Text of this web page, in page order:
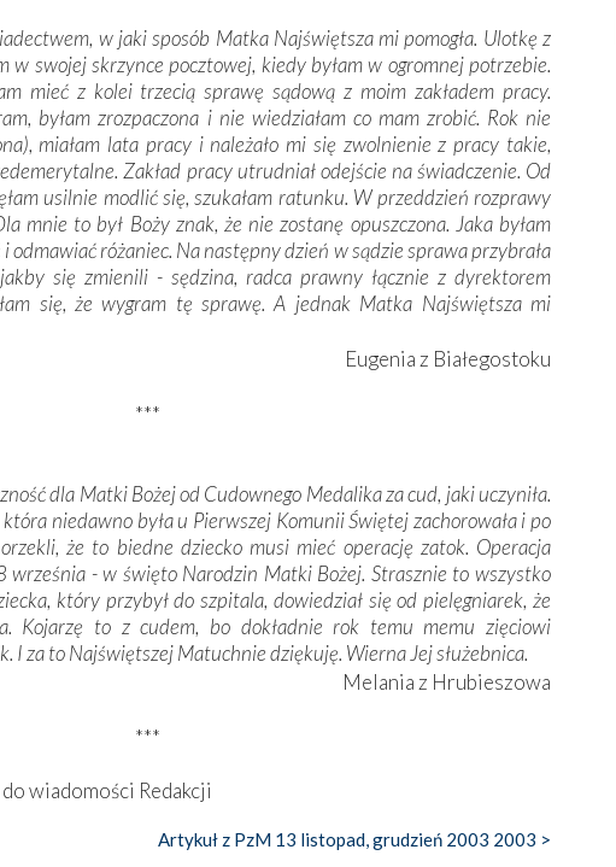
w jaki sposób Matka Najświętsza mi pomogła. Ulotkę z
w swojej skrzynce pocztowej, kiedy byłam w ogromnej potrzebie.
mieć z kolei trzecią sprawę sądową z moim zakładem pracy.
byłam zrozpaczona i nie wiedziałam co mam zrobić. Rok nie
miałam lata pracy i należało mi się zwolnienie z pracy takie,
Zakład pracy utrudniał odejście na świadczenie. Od
usilnie modlić się, szukałam ratunku. W przeddzień rozprawy
mnie to był Boży znak, że nie zostanę opuszczona. Jaka byłam
i odmawiać różaniec. Na następny dzień w sądzie sprawa przybrała
się zmienili - sędzina, radca prawny łącznie z dyrektorem
się, że wygram tę sprawę. A jednak Matka Najświętsza mi
Eugenia z Białegostoku
***
dla Matki Bożej od Cudownego Medalika za cud, jaki uczyniła.
niedawno była u Pierwszej Komunii Świętej zachorowała i po
że to biedne dziecko musi mieć operację zatok. Operacja
września - w święto Narodzin Matki Bożej. Strasznie to wszystko
który przybył do szpitala, dowiedział się od pielęgniarek, że
Kojarzę to z cudem, bo dokładnie rok temu memu zięciowi
I za to Najświętszej Matuchnie dziękuję. Wierna Jej służebnica.
Melania z Hrubieszowa
***
wiadomości Redakcji
Artykuł z PzM 13 listopad, grudzień 2003 2003 >